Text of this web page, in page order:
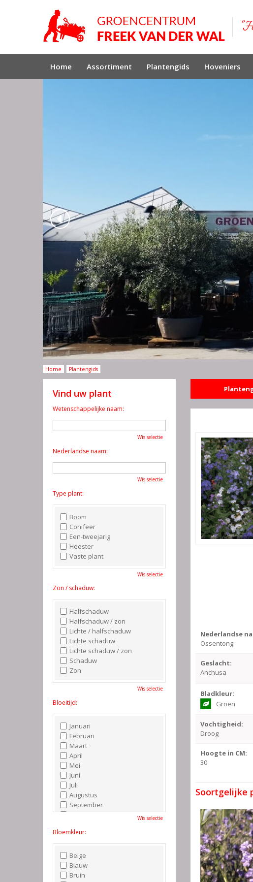
Home Plantengids
Home Assortiment Plantengids Hoveniers
Nederlandse
Ossentong
Geslacht:
Anchusa
Bladkleur:
Groen
Vochtigheid:
Droog
Hoogte in CM:
30
Soortgelijke
Vind uw plant
Wetenschappelijke naam:
Wis selectie
Nederlandse naam:
Wis selectie
Type plant:
Boom
Conifeer
Een-tweejarig
Heester
Vaste plant
Wis selectie
Zon / schaduw:
Halfschaduw
Halfschaduw / zon
Lichte / halfschaduw
Lichte schaduw
Lichte schaduw / zon
Schaduw
Zon
Wis selectie
Bloeitijd:
Januari
Februari
Maart
April
Mei
Juni
Juli
Augustus
September
Oktober
December
Wis selectie
Bloemkleur:
Beige
Blauw
Bruin